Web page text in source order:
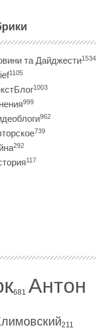
та Дайджести1534
1105
1003
999
962
739
292
117
681 Антон
211